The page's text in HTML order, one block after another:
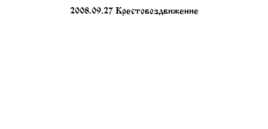
2008.09.27 Крестовоздвижение